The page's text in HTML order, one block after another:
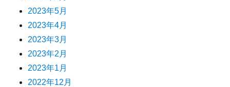
2023年5月
2023年4月
2023年3月
2023年2月
2023年1月
2022年12月